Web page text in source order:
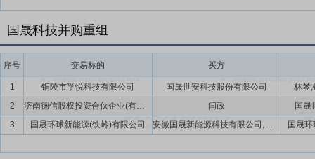
要点11：规范化管理体系优势
体系，进信息化系统建设与部门协同联动，显著提升组织运行效率；
等各个环节。公司同步建立健全督办机制与审计流程，将制度执行与
公司高质量发展提供坚实管理支撑。
要点12：资本运作平台优势
公司依托资本市场平台，持续完善公司
化融资渠道，合理运用资本市场工具优化资本结构，为业务发展提供
产业政策、具备良好发展前景的优质资产与项目，通过资本运作实现
国晟科技并购重组
序号 交易标的 买方
1 铜陵市孚悦科技有限公司 国晟世安科技股份有限公司
林琴,
2
济南德信股权投资合伙企业(有限合伙) 闫政
国晟
3
国晟环球新能源(铁岭)有限公司 安徽国晟新能源科技有限公司,国晟环球新能源(江苏)有限公司 国晟